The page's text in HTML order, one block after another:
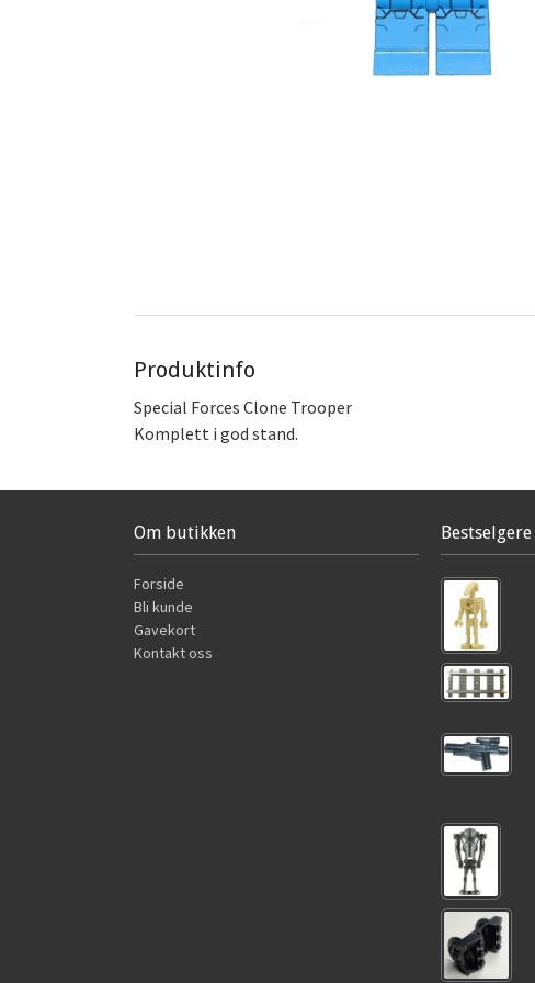
Produktinfo
Special Forces Clone Trooper
Komplett i god stand.
Om butikken
Forside
Bli kunde
Gavekort
Kontakt oss
Bestselgere